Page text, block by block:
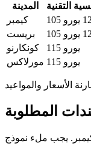
المدينة
التقنية
كيمبر
بريست
كونكارنو
115 يورو
مورلاكس
115 يورو
المطلوبة